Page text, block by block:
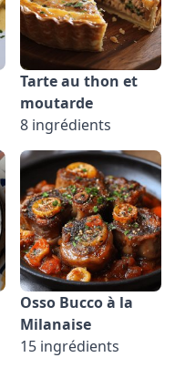
Tarte au thon et
moutarde
8 ingrédients
Osso Bucco à la
Milanaise
15 ingrédients